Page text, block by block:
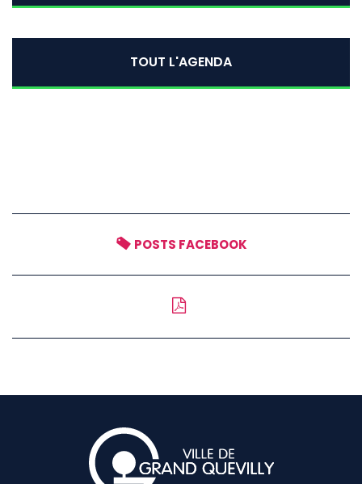
TOUT L'AGENDA
POSTS FACEBOOK